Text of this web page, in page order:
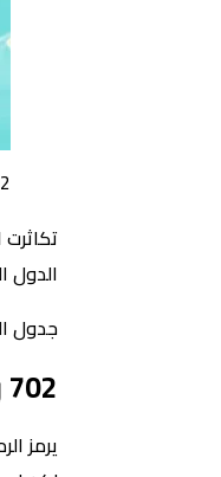
الدول
جدول
702 رمز اي قبيلة